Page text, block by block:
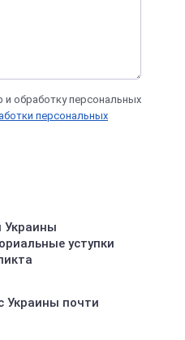
и обработку персональных
персональных
Украины
уступки
Украины почти